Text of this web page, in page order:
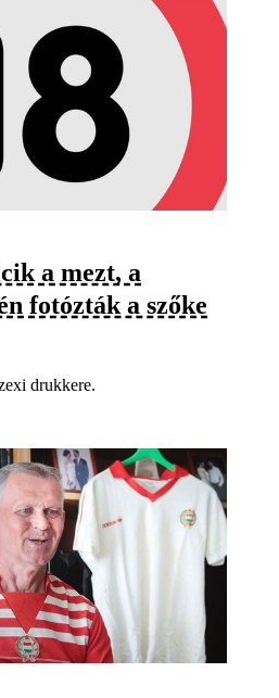
a mezt, a
fotózták a szőke
drukkere.